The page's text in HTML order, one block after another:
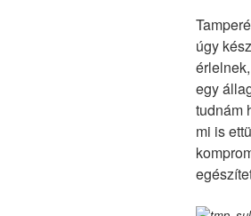
úgy
egy
tudnám
mi is